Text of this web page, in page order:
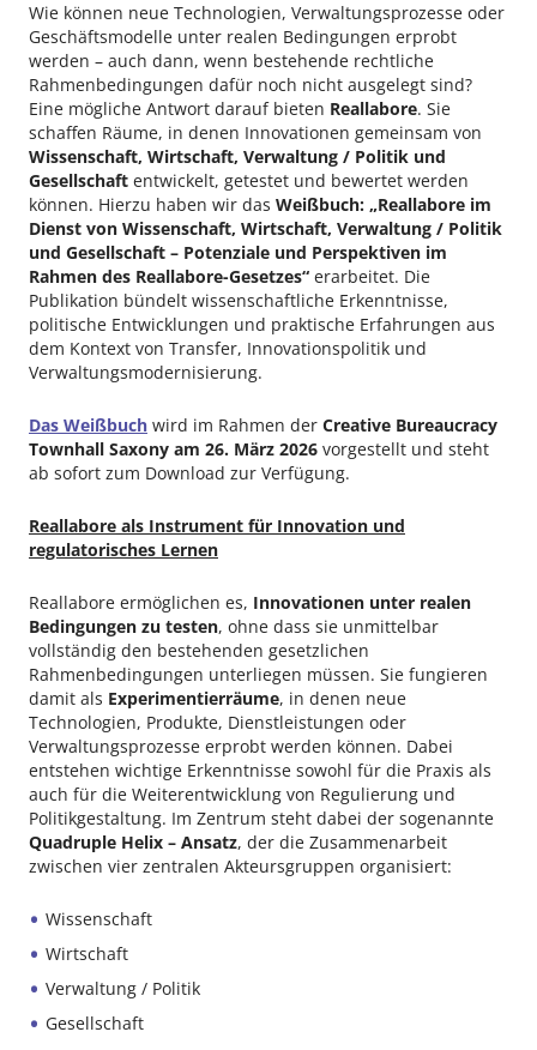
Wie können neue Technologien, Verwaltungsprozesse oder
Geschäftsmodelle unter realen Bedingungen erprobt
werden – auch dann, wenn bestehende rechtliche
Rahmenbedingungen dafür noch nicht ausgelegt sind?
Eine mögliche Antwort darauf bieten Reallabore. Sie
schaffen Räume, in denen Innovationen gemeinsam von
Wissenschaft, Wirtschaft, Verwaltung / Politik und
Gesellschaft entwickelt, getestet und bewertet werden
können. Hierzu haben wir das Weißbuch: „Reallabore im
Dienst von Wissenschaft, Wirtschaft, Verwaltung / Politik
und Gesellschaft – Potenziale und Perspektiven im
Rahmen des Reallabore-Gesetzes“ erarbeitet. Die
Publikation bündelt wissenschaftliche Erkenntnisse,
politische Entwicklungen und praktische Erfahrungen aus
dem Kontext von Transfer, Innovationspolitik und
Verwaltungsmodernisierung.
Das Weißbuch wird im Rahmen der Creative Bureaucracy
Townhall Saxony am 26. März 2026 vorgestellt und steht
ab sofort zum Download zur Verfügung.
Reallabore als Instrument für Innovation und
regulatorisches Lernen
Reallabore ermöglichen es, Innovationen unter realen
Bedingungen zu testen, ohne dass sie unmittelbar
vollständig den bestehenden gesetzlichen
Rahmenbedingungen unterliegen müssen. Sie fungieren
damit als Experimentierräume, in denen neue
Technologien, Produkte, Dienstleistungen oder
Verwaltungsprozesse erprobt werden können. Dabei
entstehen wichtige Erkenntnisse sowohl für die Praxis als
auch für die Weiterentwicklung von Regulierung und
Politikgestaltung. Im Zentrum steht dabei der sogenannte
Quadruple Helix – Ansatz, der die Zusammenarbeit
zwischen vier zentralen Akteursgruppen organisiert:
Wissenschaft
Wirtschaft
Verwaltung / Politik
Gesellschaft